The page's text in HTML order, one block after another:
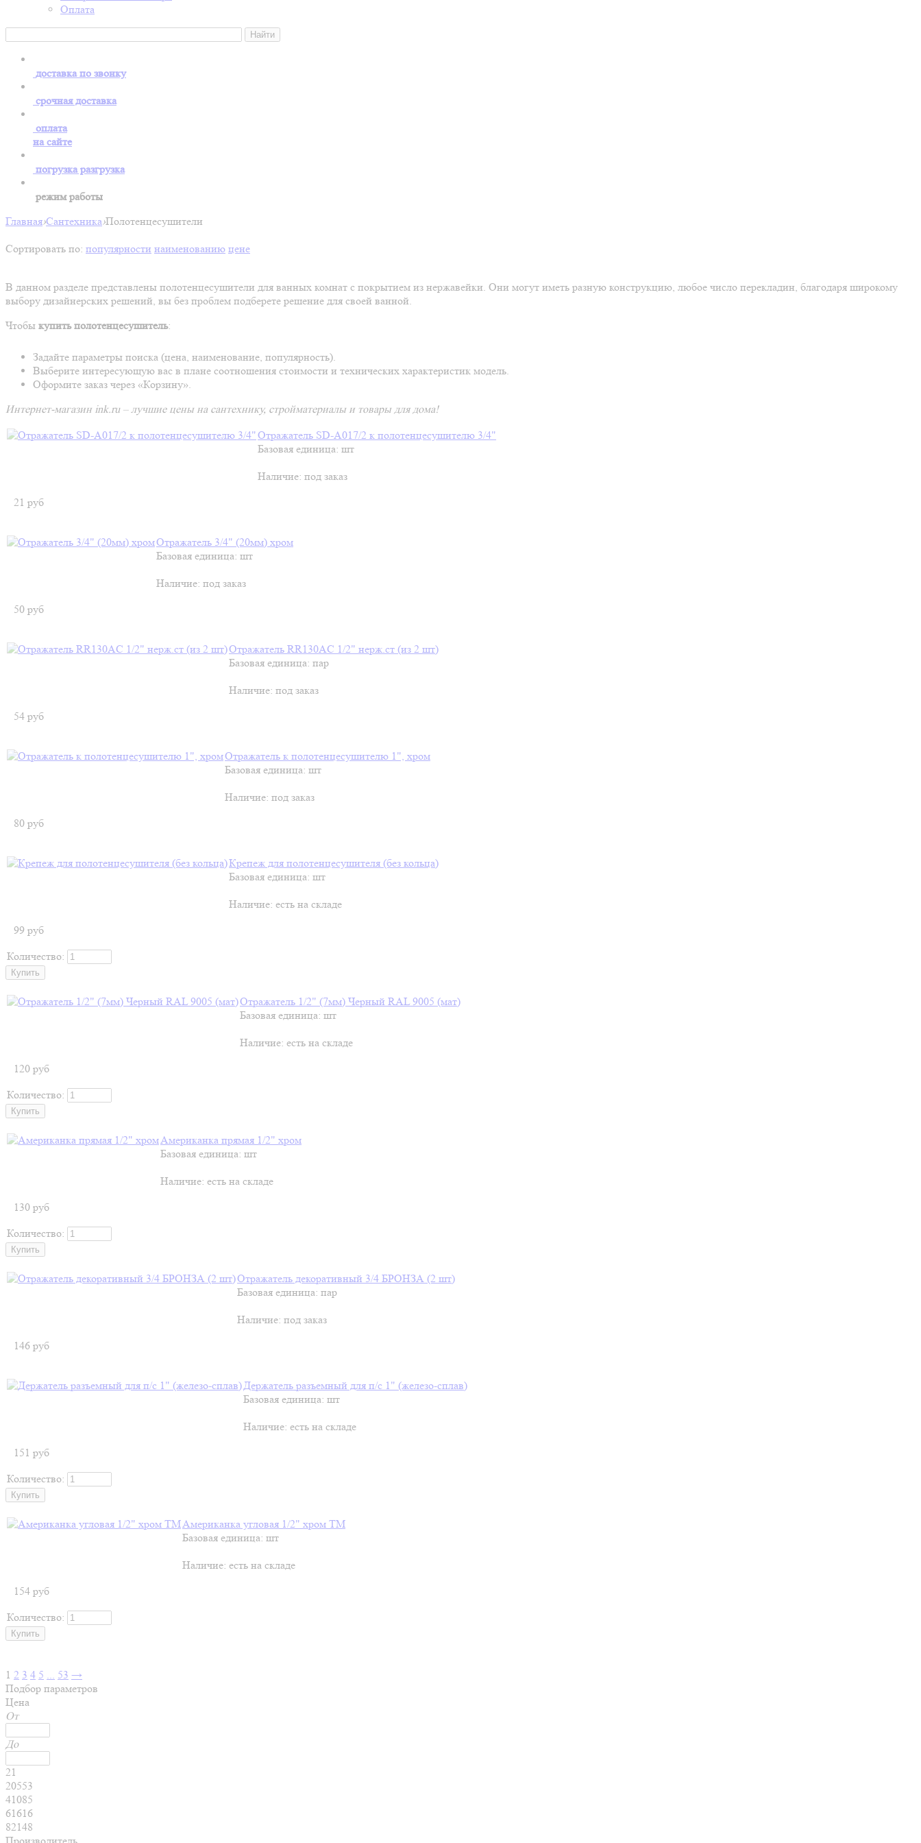
Оплата
доставка по звонку
срочная доставка
оплата
на сайте
погрузка разгрузка
режим работы
Главная›Сантехника›Полотенцесушители
Сортировать по: популярности наименованию цене
В данном разделе представлены полотенцесушители для ванных комнат с покрытием из нержавейки. Они могут иметь разную конструкцию, любое число перекладин, благодаря широкому
выбору дизайнерских решений, вы без проблем подберете решение для своей ванной.
Чтобы купить полотенцесушитель:
Задайте параметры поиска (цена, наименование, популярность).
Выберите интересующую вас в плане соотношения стоимости и технических характеристик модель.
Оформите заказ через «Корзину».
Интернет-магазин ink.ru – лучшие цены на сантехнику, стройматериалы и товары для дома!
Отражатель SD-A017/2 к полотенцесушителю 3/4"
Базовая единица: шт
Наличие: под заказ
21 руб
Отражатель 3/4" (20мм) хром
Базовая единица: шт
Наличие: под заказ
50 руб
Отражатель RR130AC 1/2" нерж.ст (из 2 шт)
Базовая единица: пар
Наличие: под заказ
54 руб
Отражатель к полотенцесушителю 1", хром
Базовая единица: шт
Наличие: под заказ
80 руб
Крепеж для полотенцесушителя (без кольца)
Базовая единица: шт
Наличие: есть на складе
99 руб
Количество:
Отражатель 1/2" (7мм) Черный RAL 9005 (мат)
Базовая единица: шт
Наличие: есть на складе
120 руб
Количество:
Американка прямая 1/2" хром
Базовая единица: шт
Наличие: есть на складе
130 руб
Количество:
Отражатель декоративный 3/4 БРОНЗА (2 шт)
Базовая единица: пар
Наличие: под заказ
146 руб
Держатель разъемный для п/с 1" (железо-сплав)
Базовая единица: шт
Наличие: есть на складе
151 руб
Количество:
Американка угловая 1/2" хром ТМ
Базовая единица: шт
Наличие: есть на складе
154 руб
Количество:
1 2 3 4 5 ... 53 →
Подбор параметров
Цена
От
До
21
20553
41085
61616
82148